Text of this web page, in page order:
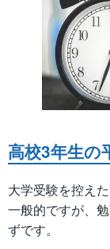
高校3年生の
大学受験を控え
一般的ですが、
ずです。